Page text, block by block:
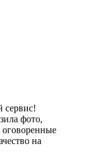
сервис!
фото,
на